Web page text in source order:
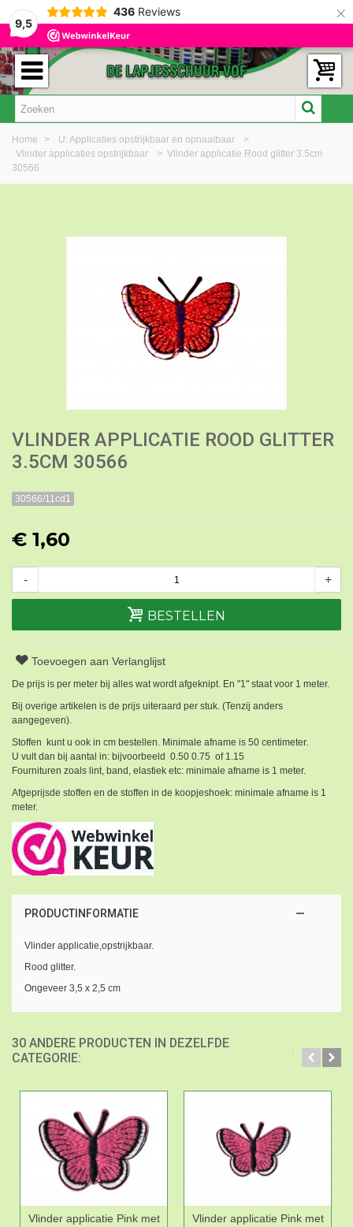
9,5
436 Reviews ×
Home > U: Applicaties opstrijkbaar en opnaaibaar
>
Vlinder applicaties opstrijkbaar
> Vlinder applicatie Rood glitter 3.5cm
30566
VLINDER APPLICATIE ROOD GLITTER
3.5CM 30566
30566/11cd1
€ 1,60
- +
BESTELLEN
Toevoegen aan Verlanglijst
De prijs is per meter bij alles wat wordt afgeknipt. En "1" staat voor 1 meter.
Bij overige artikelen is de prijs uiteraard per stuk. (Tenzij anders
aangegeven).
Stoffen kunt u ook in cm bestellen. Minimale afname is 50 centimeter.
U vult dan bij aantal in: bijvoorbeeld 0.50 0.75 of 1.15
Fournituren zoals lint, band, elastiek etc: minimale afname is 1 meter.
Afgeprijsde stoffen en de stoffen in de koopjeshoek: minimale afname is 1
meter.
PRODUCTINFORMATIE
Vlinder applicatie,opstrijkbaar.
Rood glitter.
Ongeveer 3,5 x 2,5 cm
30 ANDERE PRODUCTEN IN DEZELFDE
CATEGORIE:
Vlinder applicatie Pink met
Vlinder applicatie Pink met